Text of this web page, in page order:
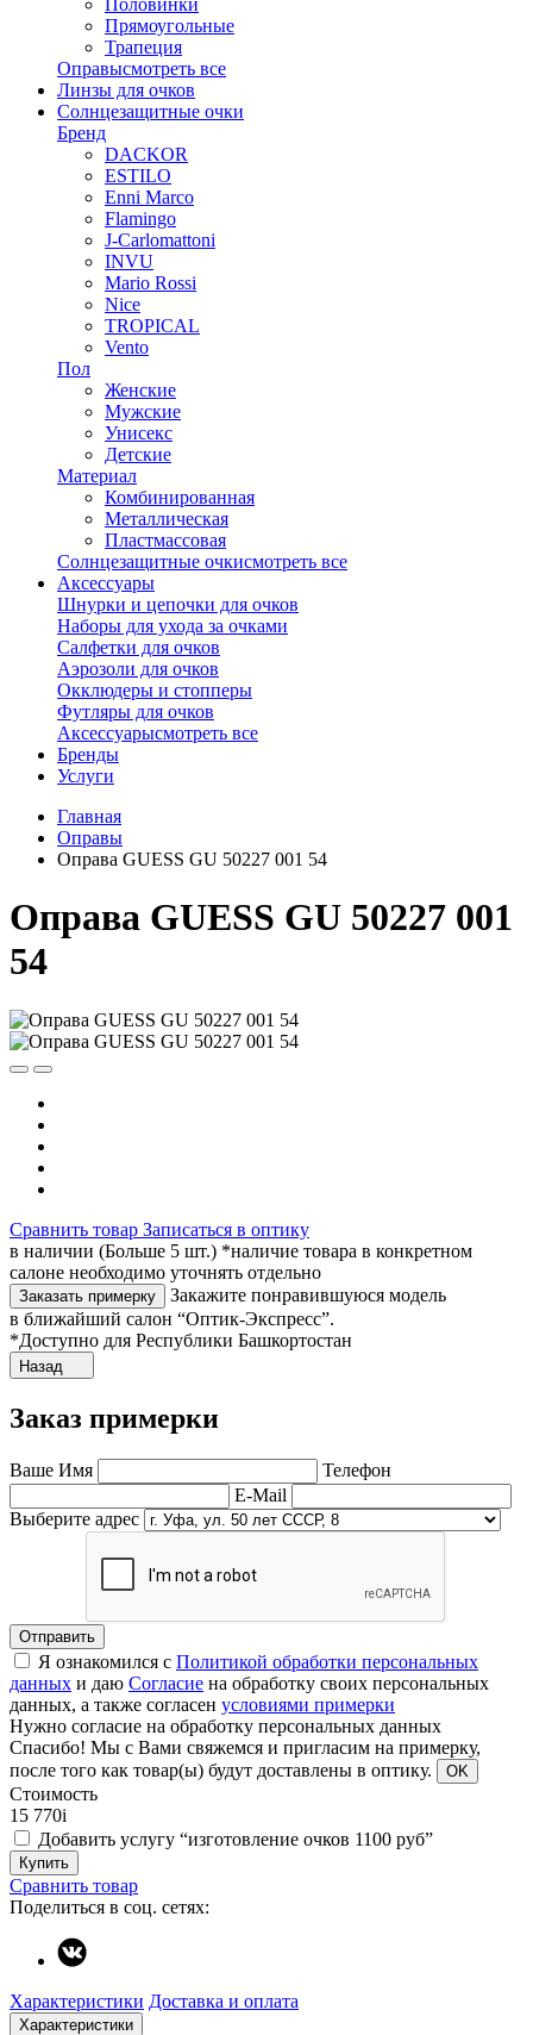
Прямоугольные
Трапеция
Оправысмотреть все
Линзы для очков
Солнцезащитные очки
Бренд
DACKOR
ESTILO
Enni Marco
Flamingo
J-Carlomattoni
INVU
Mario Rossi
Nice
TROPICAL
Vento
Пол
Женские
Мужские
Унисекс
Детские
Материал
Комбинированная
Металлическая
Пластмассовая
Солнцезащитные очкисмотреть все
Аксессуары
Шнурки и цепочки для очков
Наборы для ухода за очками
Салфетки для очков
Аэрозоли для очков
Окклюдеры и стопперы
Футляры для очков
Аксессуарысмотреть все
Бренды
Услуги
Главная
Оправы
Оправа GUESS GU 50227 001 54
Оправа GUESS GU 50227 001
54
Сравнить товар Записаться в оптику
в наличии (Больше 5 шт.) *наличие товара в конкретном
салоне необходимо уточнять отдельно
Заказать примерку
Закажите понравившуюся модель
в ближайший салон “Оптик-Экспресс”.
*Доступно для Республики Башкортостан
Назад
Заказ примерки
Ваше Имя
Телефон
E-Mail
Выберите адрес
Отправить
Я ознакомился с Политикой обработки персональных
данных и даю Согласие на обработку своих персональных
данных, а также согласен условиями примерки
Нужно согласие на обработку персональных данных
Спасибо! Мы с Вами свяжемся и пригласим на примерку,
после того как товар(ы) будут доставлены в оптику.
OK
Стоимость
15 770i
Добавить услугу “изготовление очков 1100 руб”
Купить
Сравнить товар
Поделиться в соц. сетях:
Характеристики Доставка и оплата
Характеристики